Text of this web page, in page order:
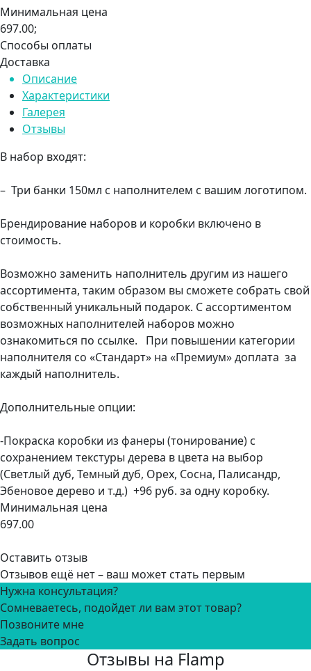
Минимальная цена
697.00;
Способы оплаты
Доставка
Описание
Характеристики
Галерея
Отзывы
В набор входят:
– Три банки 150мл с наполнителем с вашим логотипом.
Брендирование наборов и коробки включено в
стоимость.
Возможно заменить наполнитель другим из нашего
ассортимента, таким образом вы сможете собрать свой
собственный уникальный подарок. С ассортиментом
возможных наполнителей наборов можно
ознакомиться по ссылке. При повышении категории
наполнителя со «Стандарт» на «Премиум» доплата за
каждый наполнитель.
Дополнительные опции:
-Покраска коробки из фанеры (тонирование) с
сохранением текстуры дерева в цвета на выбор
(Светлый дуб, Темный дуб, Орех, Сосна, Палисандр,
Эбеновое дерево и т.д.) +96 руб. за одну коробку.
Минимальная цена
697.00
Оставить отзыв
Отзывов ещё нет – ваш может стать первым
Нужна консультация?
Сомневаетесь, подойдет ли вам этот товар?
Позвоните мне
Задать вопрос
Отзывы на Flamp